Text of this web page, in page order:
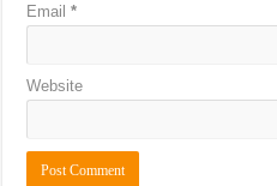
Email*
Website